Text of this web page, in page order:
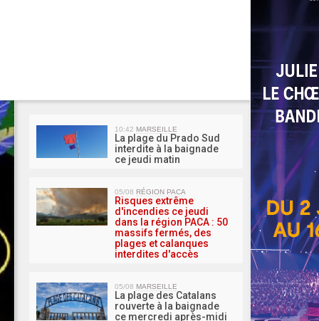
MA
10:42 MARSEILLE
La plage du Prado Sud
interdite à la baignade
ce jeudi matin
05/08 RÉGION PACA
Risques extrême
d'incendies ce jeudi
dans la région PACA : 50
massifs fermés, des
plages et calanques
interdites d'accès
05/08 MARSEILLE
La plage des Catalans
rouverte à la baignade
ce mercredi après-midi